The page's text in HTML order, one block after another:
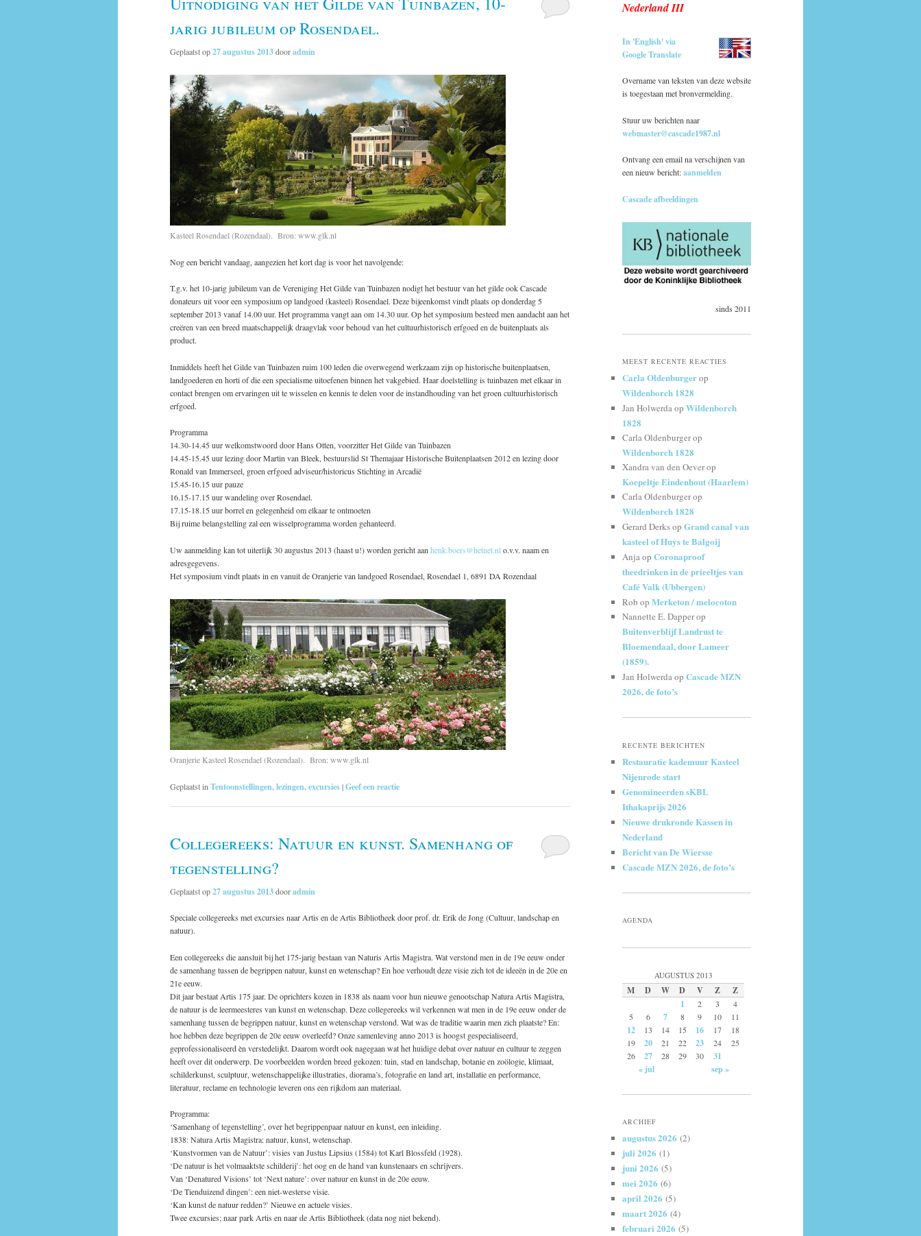
jarig jubileum op Rosendael.
Geplaatst op27 augustus 2013dooradmin
Kasteel Rosendael (Rozendaal). Bron: www.glk.nl
Nog een bericht vandaag, aangezien het kort dag is voor het navolgende:
T.g.v. het 10-jarig jubileum van de Vereniging Het Gilde van Tuinbazen nodigt het bestuur van het gilde ook Cascade
donateurs uit voor een symposium op landgoed (kasteel) Rosendael. Deze bijeenkomst vindt plaats op donderdag 5
september 2013 vanaf 14.00 uur. Het programma vangt aan om 14.30 uur. Op het symposium besteed men aandacht aan het
creëren van een breed maatschappelijk draagvlak voor behoud van het cultuurhistorisch erfgoed en de buitenplaats als
product.
Inmiddels heeft het Gilde van Tuinbazen ruim 100 leden die overwegend werkzaam zijn op historische buitenplaatsen,
landgoederen en horti of die een specialisme uitoefenen binnen het vakgebied. Haar doelstelling is tuinbazen met elkaar in
contact brengen om ervaringen uit te wisselen en kennis te delen voor de instandhouding van het groen cultuurhistorisch
erfgoed.
Programma
14.30-14.45 uur welkomstwoord door Hans Otten, voorzitter Het Gilde van Tuinbazen
14.45-15.45 uur lezing door Martin van Bleek, bestuurslid St Themajaar Historische Buitenplaatsen 2012 en lezing door
Ronald van Immerseel, groen erfgoed adviseur/historicus Stichting in Arcadië
15.45-16.15 uur pauze
16.15-17.15 uur wandeling over Rosendael.
17.15-18.15 uur borrel en gelegenheid om elkaar te ontmoeten
Bij ruime belangstelling zal een wisselprogramma worden gehanteerd.
Uw aanmelding kan tot uiterlijk 30 augustus 2013 (haast u!) worden gericht aan henk.boers@hetnet.nlo.v.v. naam en
adresgegevens.
Het symposium vindt plaats in en vanuit de Oranjerie van landgoed Rosendael, Rosendael 1, 6891 DA Rozendaal
Oranjerie Kasteel Rosendael (Rozendaal). Bron: www.glk.nl
Geplaatst in Tentoonstellingen, lezingen, excursies|Geef een reactie
Collegereeks: Natuur en kunst. Samenhang of
tegenstelling?
Geplaatst op27 augustus 2013dooradmin
Speciale collegereeks met excursies naar Artis en de Artis Bibliotheek door prof. dr. Erik de Jong (Cultuur, landschap en
natuur).
Een collegereeks die aansluit bij het 175-jarig bestaan van Naturis Artis Magistra. Wat verstond men in de 19e eeuw onder
de samenhang tussen de begrippen natuur, kunst en wetenschap? En hoe verhoudt deze visie zich tot de ideeën in de 20e en
21e eeuw.
Dit jaar bestaat Artis 175 jaar. De oprichters kozen in 1838 als naam voor hun nieuwe genootschap Natura Artis Magistra,
de natuur is de leermeesteres van kunst en wetenschap. Deze collegereeks wil verkennen wat men in de 19e eeuw onder de
samenhang tussen de begrippen natuur, kunst en wetenschap verstond. Wat was de traditie waarin men zich plaatste? En:
hoe hebben deze begrippen de 20e eeuw overleefd? Onze samenleving anno 2013 is hoogst gespecialiseerd,
geprofessionaliseerd èn verstedelijkt. Daarom wordt ook nagegaan wat het huidige debat over natuur en cultuur te zeggen
heeft over dit onderwerp. De voorbeelden worden breed gekozen: tuin, stad en landschap, botanie en zoölogie, klimaat,
schilderkunst, sculptuur, wetenschappelijke illustraties, diorama’s, fotografie en land art, installatie en performance,
literatuur, reclame en technologie leveren ons een rijkdom aan materiaal.
Programma:
‘Samenhang of tegenstelling’, over het begrippenpaar natuur en kunst, een inleiding.
1838: Natura Artis Magistra: natuur, kunst, wetenschap.
‘Kunstvormen van de Natuur’: visies van Justus Lipsius (1584) tot Karl Blossfeld (1928).
‘De natuur is het volmaaktste schilderij’: het oog en de hand van kunstenaars en schrijvers.
Van ‘Denatured Visions’ tot ‘Next nature’: over natuur en kunst in de 20e eeuw.
‘De Tienduizend dingen’: een niet-westerse visie.
‘Kan kunst de natuur redden?’ Nieuwe en actuele visies.
Twee excursies; naar park Artis en naar de Artis Bibliotheek (data nog niet bekend).
Nederland III
In 'English' via
Google Translate
Overname van teksten van deze website
is toegestaan met bronvermelding.
Stuur uw berichten naar
webmaster@cascade1987.nl
Ontvang een email na verschijnen van
een nieuw bericht:aanmelden
Cascade afbeeldingen
sinds 2011
MEEST RECENTE REACTIES
Carla Oldenburgerop
Wildenborch 1828
Jan Holwerdaop Wildenborch
1828
Carla Oldenburgerop
Wildenborch 1828
Xandra van den Oeverop
Koepeltje Eindenhout (Haarlem)
Carla Oldenburgerop
Wildenborch 1828
Gerard Derksop Grand canal van
kasteel of Huys te Balgoij
Anjaop Coronaproof
theedrinken in de prieeltjes van
Café Valk (Ubbergen)
Rob op Merketon / melocoton
Nannette E. Dapperop
Buitenverblijf Landrust te
Bloemendaal, door Lameer
(1859).
Jan Holwerdaop Cascade MZN
2026, de foto’s
RECENTE BERICHTEN
Restauratie kademuur Kasteel
Nijenrode start
Genomineerden sKBL
Ithakaprijs 2026
Nieuwe drukronde Kassen in
Nederland
Bericht van De Wiersse
Cascade MZN 2026, de foto’s
AGENDA
AUGUSTUS 2013
M D W D V Z
Z
1
2 3
4
5
6 7 8 9 10 11
12 13 14 15 16 17
18
19
20 21 22 23 24
25
26
27 28 29 30
31
« jul
sep »
ARCHIEF
augustus 2026 (2)
juli 2026 (1)
juni 2026 (5)
mei 2026 (6)
april 2026 (5)
maart 2026 (4)
februari 2026 (5)